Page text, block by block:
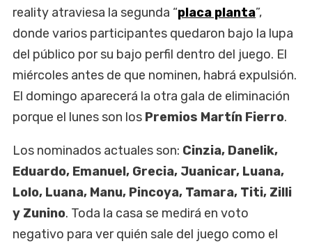
reality atraviesa la segunda “placa planta”,
donde varios participantes quedaron bajo la lupa
del público por su bajo perfil dentro del juego. El
miércoles antes de que nominen, habrá expulsión.
El domingo aparecerá la otra gala de eliminación
porque el lunes son los Premios Martín Fierro.
Los nominados actuales son: Cinzia, Danelik,
Eduardo, Emanuel, Grecia, Juanicar, Luana,
Lolo, Luana, Manu, Pincoya, Tamara, Titi, Zilli
y Zunino. Toda la casa se medirá en voto
negativo para ver quién sale del juego como el